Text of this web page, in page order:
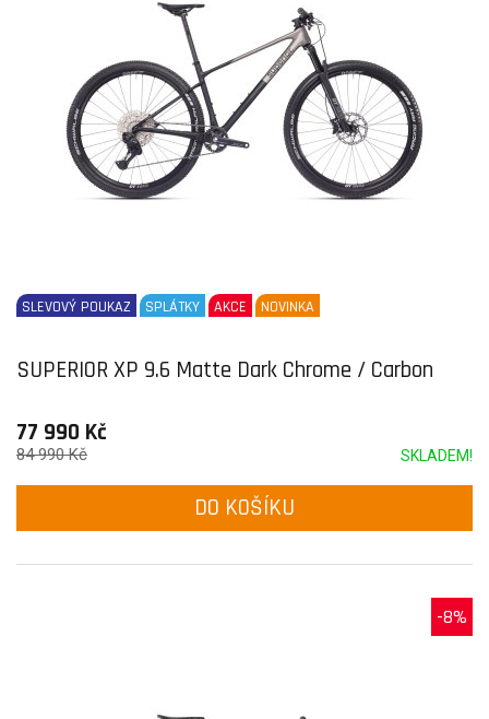
SLEVOVÝ POUKAZ SPLÁTKY AKCE NOVINKA
SUPERIOR XP 9.6 Matte Dark Chrome / Carbon
77 990 Kč
SKLADEM!
84 990 Kč
DO KOŠÍKU
-8%